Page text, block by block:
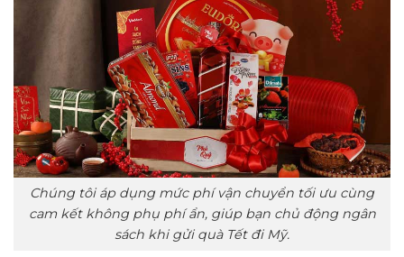
Chúng tôi áp dụng mức phí vận chuyển tối ưu cùng
cam kết không phụ phí ẩn, giúp bạn chủ động ngân
sách khi gửi quà Tết đi Mỹ.